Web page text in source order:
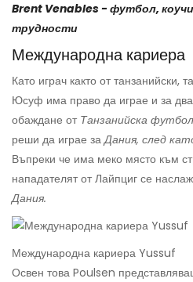
Brent Venables - футбол,
трудности
Международна кариера
Като играч както от танзанийски,
Юсуф има право да играе и за
обаждане от Танзанийска
реши да играе заДания, след
Въпреки че има меко място към
нападателят от Лайпциг се
Дания.
Международна кариера Yussuf
Освен това Poulsen